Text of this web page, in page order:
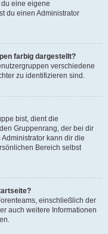
eine eigene
du einen Administrator
farbig dargestellt?
verschiedene
zu identifizieren sind.
bist, dient die
Gruppenrang, der bei dir
kann dir die
Bereich selbst
einschließlich der
auch weitere Informationen